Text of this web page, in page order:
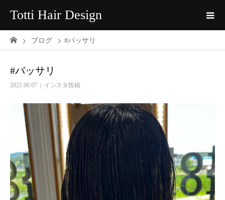
Totti Hair Design
ブログ #バッサリ
#バッサリ
2022.06.07 インスタ投稿